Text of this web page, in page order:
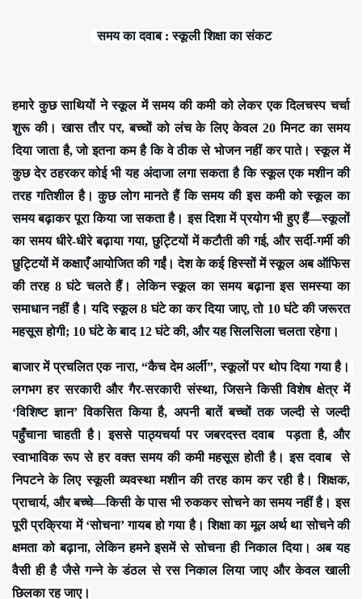
समय का दवाब : स्कूली शिक्षा का संकट
हमारे कुछ साथियों ने स्कूल में समय की कमी को लेकर एक दिलचस्प चर्चा
शुरू की। खास तौर पर, बच्चों को लंच के लिए केवल 20 मिनट का समय
दिया जाता है, जो इतना कम है कि वे ठीक से भोजन नहीं कर पाते। स्कूल में
कुछ देर ठहरकर कोई भी यह अंदाजा लगा सकता है कि स्कूल एक मशीन की
तरह गतिशील है। कुछ लोग मानते हैं कि समय की इस कमी को स्कूल का
समय बढ़ाकर पूरा किया जा सकता है। इस दिशा में प्रयोग भी हुए हैं—स्कूलों
का समय धीरे-धीरे बढ़ाया गया, छुट्टियों में कटौती की गई, और सर्दी-गर्मी की
छुट्टियों में कक्षाएँ आयोजित की गईं। देश के कई हिस्सों में स्कूल अब ऑफिस
की तरह 8 घंटे चलते हैं। लेकिन स्कूल का समय बढ़ाना इस समस्या का
समाधान नहीं है। यदि स्कूल 8 घंटे का कर दिया जाए, तो 10 घंटे की जरूरत
महसूस होगी; 10 घंटे के बाद 12 घंटे की, और यह सिलसिला चलता रहेगा।
बाजार में प्रचलित एक नारा, “कैच देम अर्ली”, स्कूलों पर थोप दिया गया है।
लगभग हर सरकारी और गैर-सरकारी संस्था, जिसने किसी विशेष क्षेत्र में
‘विशिष्ट ज्ञान’ विकसित किया है, अपनी बातें बच्चों तक जल्दी से जल्दी
पहुँचाना चाहती है। इससे पाठ्यचर्या पर जबरदस्त दवाब  पड़ता है, और
स्वाभाविक रूप से हर वक्त समय की कमी महसूस होती है। इस दवाब  से
निपटने के लिए स्कूली व्यवस्था मशीन की तरह काम कर रही है। शिक्षक,
प्राचार्य, और बच्चे—किसी के पास भी रुककर सोचने का समय नहीं है। इस
पूरी प्रक्रिया में ‘सोचना’ गायब हो गया है। शिक्षा का मूल अर्थ था सोचने की
क्षमता को बढ़ाना, लेकिन हमने इसमें से सोचना ही निकाल दिया। अब यह
वैसी ही है जैसे गन्ने के डंठल से रस निकाल लिया जाए और केवल खाली
छिलका रह जाए।